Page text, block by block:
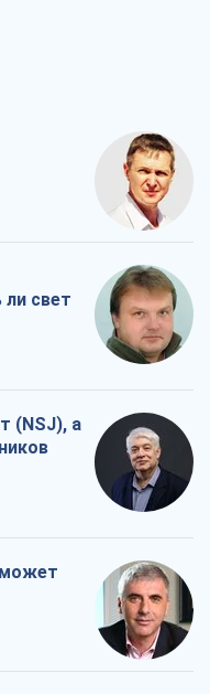
ли свет
(NSJ), а
может